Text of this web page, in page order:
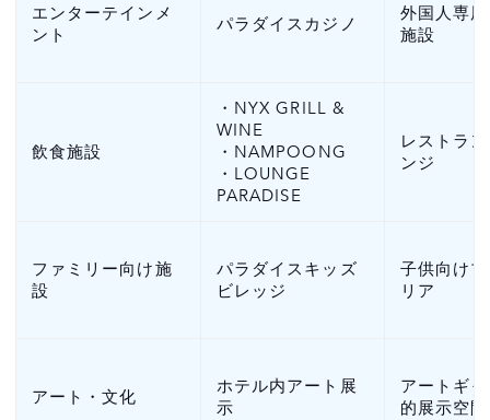
エンターテインメ
ント
パラダイスカジノ
外国人専
施設
飲食施設
・NYX GRILL &
WINE
・NAMPOONG
・LOUNGE
PARADISE
レストラ
ンジ
ファミリー向け施
設
パラダイスキッズ
ビレッジ
子供向け
リア
アート・文化
ホテル内アート展
示
アートギ
的展示空間